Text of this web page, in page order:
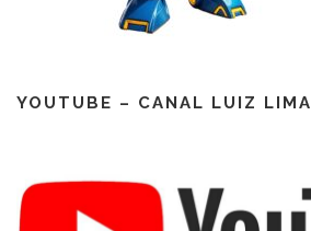
YOUTUBE – CANAL LUIZ LIMA